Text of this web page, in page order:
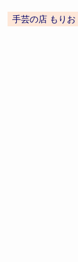
手芸の店 もりお